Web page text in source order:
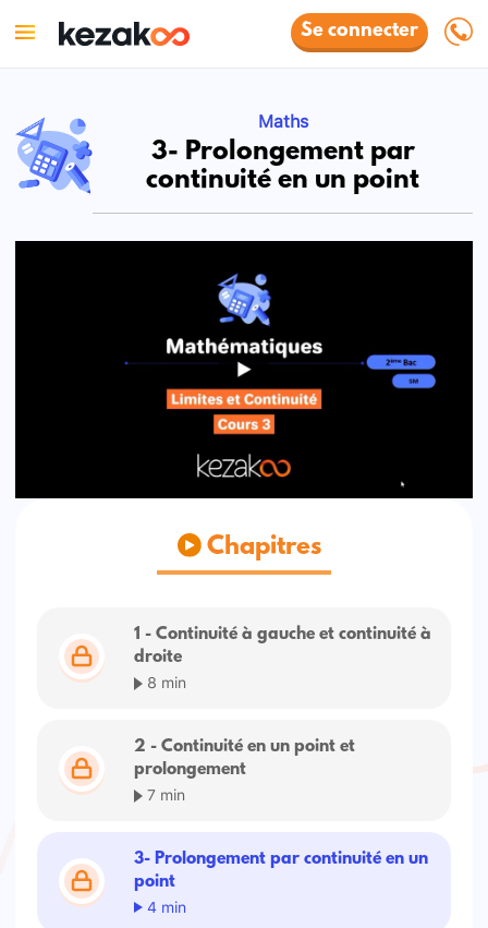
Se connecter
Maths
3- Prolongement par
continuité en un point
Chapitres
1 - Continuité à gauche et continuité à
droite
8 min
2 - Continuité en un point et
prolongement
7 min
3- Prolongement par continuité en un
point
4 min